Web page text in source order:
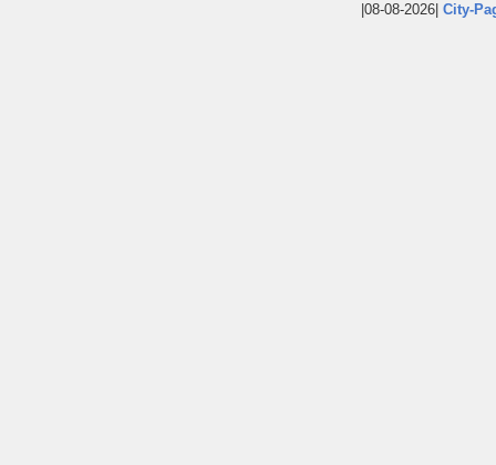
|08-08-2026| City-